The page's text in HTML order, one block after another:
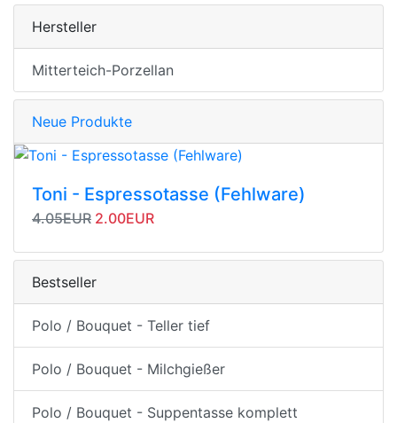
Hersteller
Mitterteich-Porzellan
Neue Produkte
Toni - Espressotasse (Fehlware)
Originalpreis
4.05EUR Angebotspreis
2.00EUR
Bestseller
Polo / Bouquet - Teller tief
Polo / Bouquet - Milchgießer
Polo / Bouquet - Suppentasse komplett